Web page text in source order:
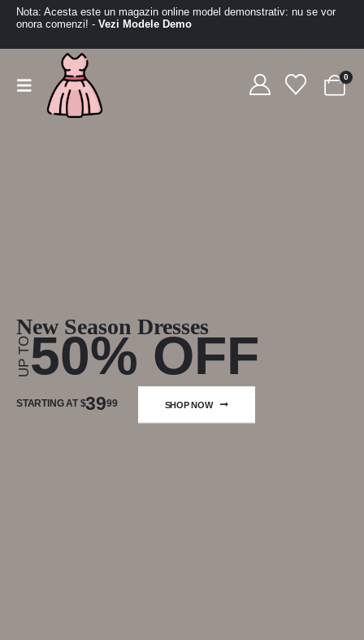
Nota: Acesta este un magazin online model demonstrativ: nu se vor
onora comenzi! - Vezi Modele Demo
0
New Season Dresses
UP TO50% OFF
STARTING AT $3999 SHOP NOW